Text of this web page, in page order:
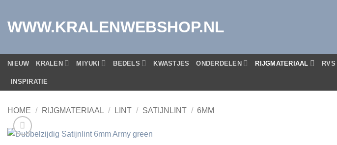
inhoud
WWW.KRALENWEBSHOP.NL
NIEUW KRALEN MIYUKI BEDELS KWASTJES ONDERDELEN RIJGMATERIAAL RVS
INSPIRATIE
HOME / RIJGMATERIAAL / LINT / SATIJNLINT / 6MM